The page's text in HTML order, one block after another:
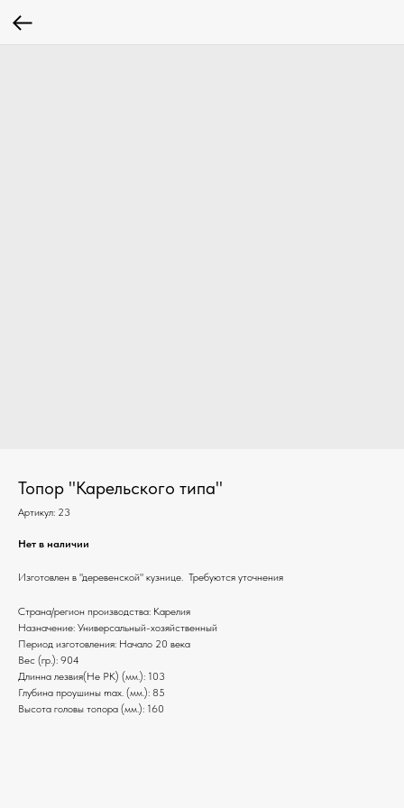
Топор "Карельского типа"
Артикул: 23
Нет в наличии
Изготовлен в "деревенской" кузнице. Требуются уточнения
Страна/регион производства: Карелия
Назначение: Универсальный-хозяйственный
Период изготовления: Начало 20 века
Вес (гр.): 904
Длинна лезвия(Не РК) (мм.): 103
Глубина проушины max. (мм.): 85
Высота головы топора (мм.): 160